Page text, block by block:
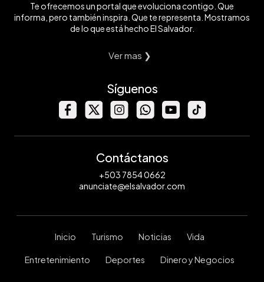
Te ofrecemos un portal que evoluciona contigo. Que
informa, pero también inspira. Que te representa. Mostramos
de lo que está hecho El Salvador.
Ver mas ❯
Síguenos
Contáctanos
+503 7854 0662
anunciate@elsalvador.com
Inicio Turismo Noticias Vida
Entretenimiento Deportes Dinero y Negocios